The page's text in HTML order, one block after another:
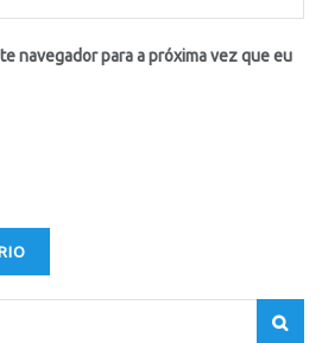
navegador para a próxima vez que eu